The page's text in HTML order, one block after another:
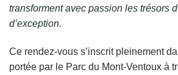
transforment avec passion les trésors
d’exception.
Ce rendez-vous s’inscrit pleinement
portée par le Parc du Mont-Ventoux à